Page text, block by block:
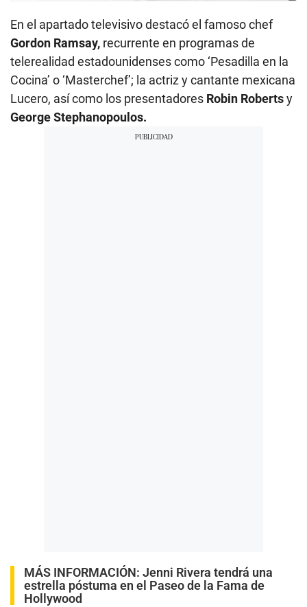
En el apartado televisivo destacó el famoso chef
Gordon Ramsay, recurrente en programas de
telerealidad estadounidenses como ‘Pesadilla en la
Cocina’ o ‘Masterchef’; la actriz y cantante mexicana
Lucero, así como los presentadores Robin Robertsy
George Stephanopoulos.
MÁS INFORMACIÓN: Jenni Rivera tendrá una
estrella póstuma en el Paseo de la Fama de
Hollywood